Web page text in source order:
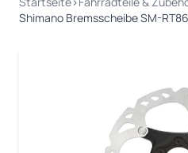
Shimano Bremsscheibe SM-